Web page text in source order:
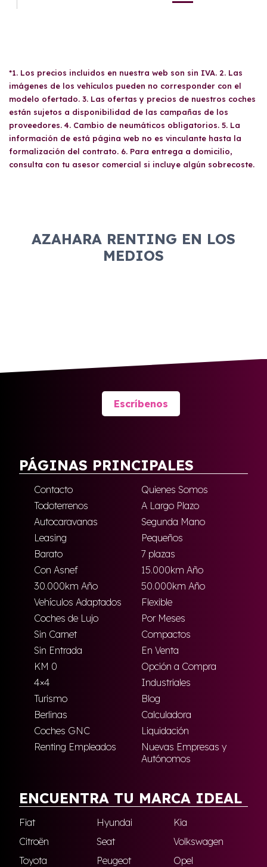
*1. Los precios incluidos en nuestra web son sin IVA. 2. Las
imágenes de los vehículos pueden no corresponder con el
modelo ofertado. 3. Las ofertas y precios de nuestros coches
están sujetos a disponibilidad de las campañas de los
proveedores. 4. Cambio de neumáticos obligatorios. 5. La
información de está página web no es vinculante hasta la
formalización del contrato. 6. Para entrega a domicilio,
consulta con tu asesor comercial si incluye algún sobrecoste.
AZAHARA RENTING EN LOS
MEDIOS
Escríbenos
PÁGINAS PRINCIPALES
Contacto
Quienes Somos
Todoterrenos
A Largo Plazo
Autocaravanas
Segunda Mano
Leasing
Pequeños
Barato
7 plazas
Con Asnef
15.000km Año
30.000km Año
50.000km Año
Vehículos Adaptados
Flexible
Coches de Lujo
Por Meses
Sin Carnet
Compactos
Sin Entrada
En Venta
KM 0
Opción a Compra
4×4
Industriales
Turismo
Blog
Berlinas
Calculadora
Coches GNC
Liquidación
Renting Empleados
Nuevas Empresas y
Autónomos
ENCUENTRA TU MARCA IDEAL
Fiat Hyundai
Kia
Citroën
Seat
Volkswagen
Toyota
Peugeot Opel